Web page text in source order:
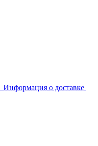
Информация о доставке